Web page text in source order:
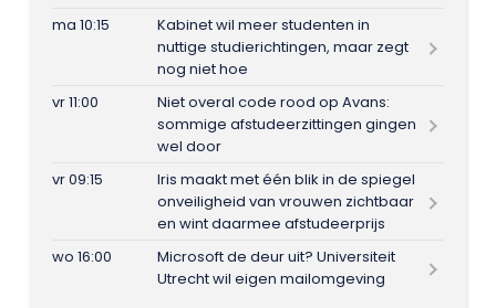
ma 10:15
Kabinet wil meer studenten in
nuttige studierichtingen, maar zegt
nog niet hoe
vr 11:00
Niet overal code rood op Avans:
sommige afstudeerzittingen gingen
wel door
vr 09:15
Iris maakt met één blik in de spiegel
onveiligheid van vrouwen zichtbaar
en wint daarmee afstudeerprijs
wo 16:00
Microsoft de deur uit? Universiteit
Utrecht wil eigen mailomgeving